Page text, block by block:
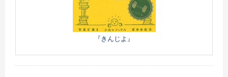
『きんじよ』